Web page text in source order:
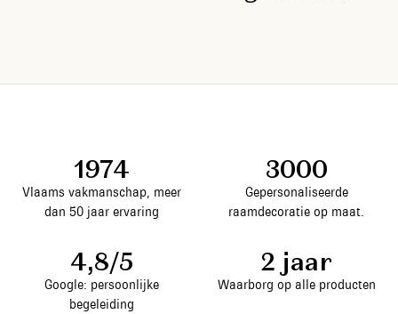
1974
Vlaams vakmanschap, meer
dan 50 jaar ervaring
3000
Gepersonaliseerde
raamdecoratie op maat.
4,8/5
Google: persoonlijke
begeleiding
2 jaar
Waarborg op alle producten